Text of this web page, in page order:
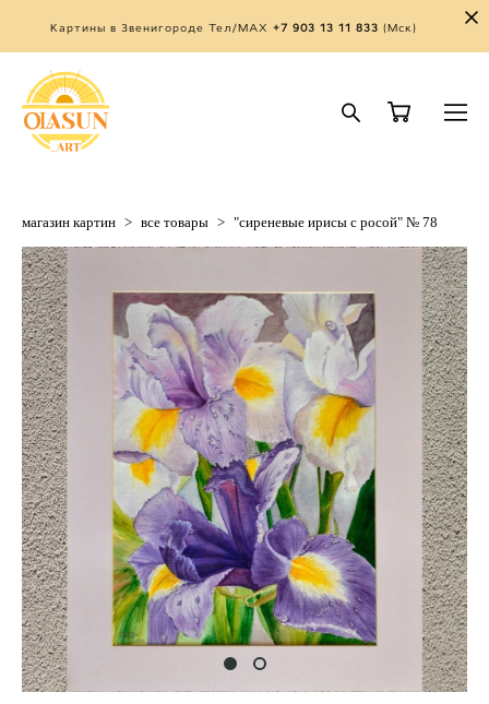
Картины в Звенигороде Тел/MAX +7 903 13 11 833 (Мск)
магазин картин > все товары > "сиреневые ирисы с росой" № 78